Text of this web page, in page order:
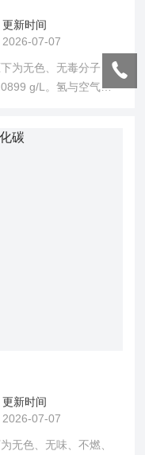
更新时间
2026-07-07
为无色、无毒分子
g/L。氢与空气混
更新时间
2026-07-07
无色、无味、不燃、